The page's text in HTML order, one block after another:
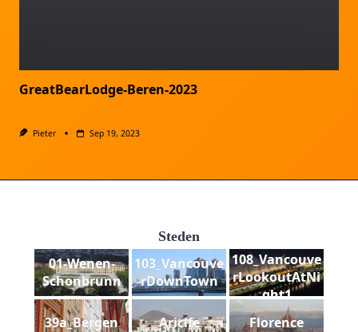
GreatBearLodge-Beren-2023
Pieter Sep 19, 2023
Steden
01-Wenen-
Schonbrunn
103_Vancouve
rDownTown
108_Vancouve
rLookoutAtNi
ght1
39a_Bergen
Aricife Florence